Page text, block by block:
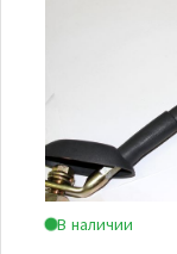
В наличии